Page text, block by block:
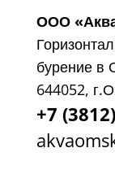
ООО
бурение в
644052,
+7